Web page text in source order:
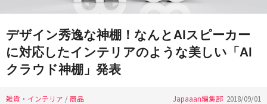
デザイン秀逸な神棚！なんとAIスピーカー
に対応したインテリアのような美しい「AI
クラウド神棚」発表
雑貨・インテリア /商品 Japaaan編集部 2018/09/01